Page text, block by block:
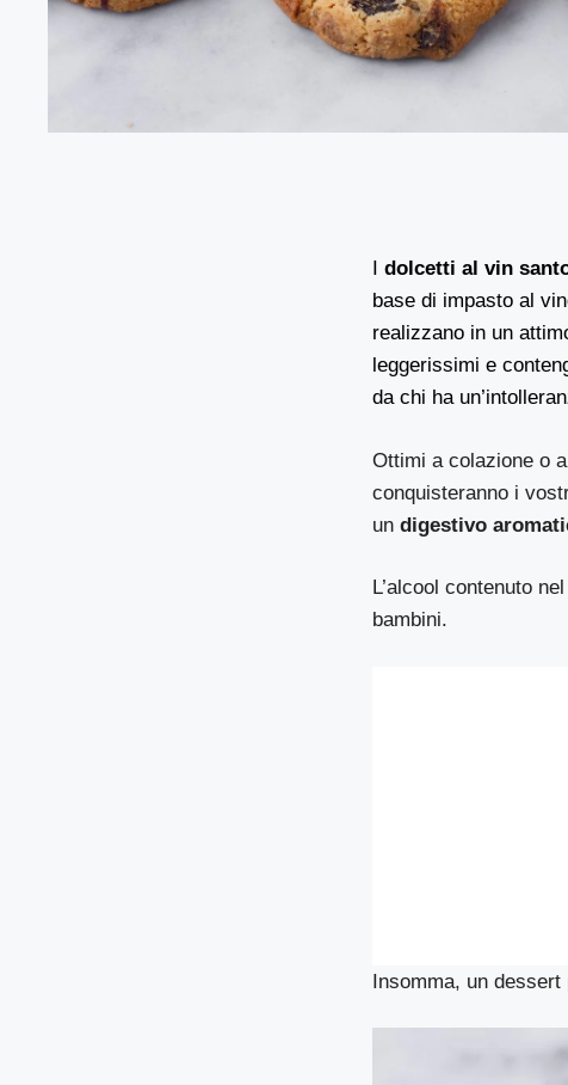
Idolcetti al vin
base di impasto al
realizzano in un
leggerissimi e
da chi ha
Ottimi a colazione o
conquisteranno i
undigestivo
L’alcool contenuto
bambini.
Insomma, un